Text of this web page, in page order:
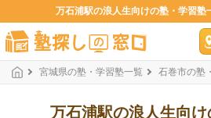
万石浦駅の浪人生向けの塾・学習塾
宮城県の塾・学習塾一覧 石巻市の塾
万石浦駅の浪人生向